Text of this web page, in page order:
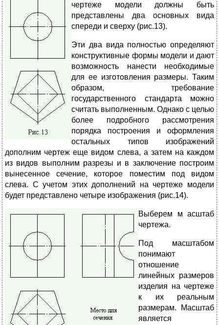
чертеже модели должны быть
представлены два основных вида
спереди и сверху (рис.13).
Эти два вида полностью определяют
конструктивные формы модели и дают
возможность нанести необходимые
для ее изготовления размеры. Таким
образом, требование
государственного стандарта можно
считать выполненным. Однако с целью
более подробного рассмотрения
порядка построения и оформления
остальных типов изображений
дополним чертеж еще видом слева, а затем на каждом
из видов выполним разрезы и в заключение построим
вынесенное сечение, которое поместим под видом
слева. С учетом этих дополнений на чертеже модели
будет представлено четыре изображения (рис.14).
Выберем м асштаб
чертежа.
Под масштабом
понимают
отношение
линейных размеров
изделия на чертеже
к их реальным
размерам. Масштаб
является